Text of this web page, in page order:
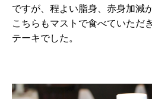
ですが、程よい脂身、赤身加減
こちらもマストで食べていただ
テーキでした。